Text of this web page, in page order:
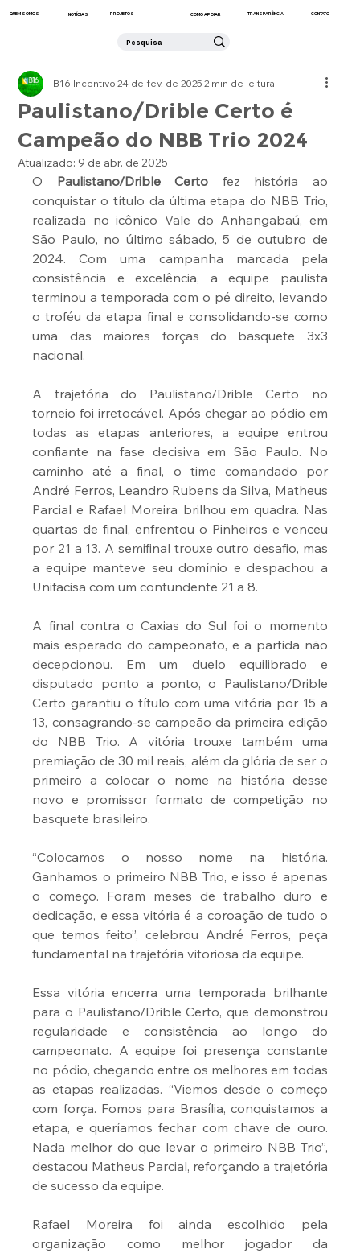
TRANSPARÊNCIA
COMO APOIAR
PROJETOS
NOTÍCIAS
QUEM SOMOS CONTATO
Paulistano/Drible Certo é
Campeão do NBB Trio 2024
B16 Incentivo24 de fev. de 20252 min de leitura
Atualizado: 9 de abr. de 2025
O Paulistano/Drible Certo fez história ao
conquistar o título da última etapa do NBB Trio,
realizada no icônico Vale do Anhangabaú, em
São Paulo, no último sábado, 5 de outubro de
2024. Com uma campanha marcada pela
consistência e excelência, a equipe paulista
terminou a temporada com o pé direito, levando
o troféu da etapa final e consolidando-se como
uma das maiores forças do basquete 3x3
nacional.
A trajetória do Paulistano/Drible Certo no
torneio foi irretocável. Após chegar ao pódio em
todas as etapas anteriores, a equipe entrou
confiante na fase decisiva em São Paulo. No
caminho até a final, o time comandado por
André Ferros, Leandro Rubens da Silva, Matheus
Parcial e Rafael Moreira brilhou em quadra. Nas
quartas de final, enfrentou o Pinheiros e venceu
por 21 a 13. A semifinal trouxe outro desafio, mas
a equipe manteve seu domínio e despachou a
Unifacisa com um contundente 21 a 8.
A final contra o Caxias do Sul foi o momento
mais esperado do campeonato, e a partida não
decepcionou. Em um duelo equilibrado e
disputado ponto a ponto, o Paulistano/Drible
Certo garantiu o título com uma vitória por 15 a
13, consagrando-se campeão da primeira edição
do NBB Trio. A vitória trouxe também uma
premiação de 30 mil reais, além da glória de ser o
primeiro a colocar o nome na história desse
novo e promissor formato de competição no
basquete brasileiro.
“Colocamos o nosso nome na história.
Ganhamos o primeiro NBB Trio, e isso é apenas
o começo. Foram meses de trabalho duro e
dedicação, e essa vitória é a coroação de tudo o
que temos feito”, celebrou André Ferros, peça
fundamental na trajetória vitoriosa da equipe.
Essa vitória encerra uma temporada brilhante
para o Paulistano/Drible Certo, que demonstrou
regularidade e consistência ao longo do
campeonato. A equipe foi presença constante
no pódio, chegando entre os melhores em todas
as etapas realizadas. “Viemos desde o começo
com força. Fomos para Brasília, conquistamos a
etapa, e queríamos fechar com chave de ouro.
Nada melhor do que levar o primeiro NBB Trio”,
destacou Matheus Parcial, reforçando a trajetória
de sucesso da equipe.
Rafael Moreira foi ainda escolhido pela
organização como melhor jogador da